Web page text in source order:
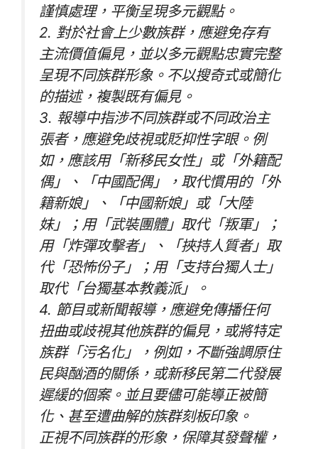
謹慎處理，平衡呈現多元觀點。
2. 對於社會上少數族群，應避免存有
主流價值偏見，並以多元觀點忠實完整
呈現不同族群形象。不以搜奇式或簡化
的描述，複製既有偏見。
3. 報導中指涉不同族群或不同政治主
張者，應避免歧視或貶抑性字眼。例
如，應該用「新移民女性」或「外籍配
偶」、「中國配偶」，取代慣用的「外
籍新娘」、「中國新娘」或「大陸
妹」；用「武裝團體」取代「叛軍」；
用「炸彈攻擊者」、「挾持人質者」取
代「恐怖份子」；用「支持台獨人士」
取代「台獨基本教義派」。
4. 節目或新聞報導，應避免傳播任何
扭曲或歧視其他族群的偏見，或將特定
族群「污名化」，例如，不斷強調原住
民與酗酒的關係，或新移民第二代發展
遲緩的個案。並且要儘可能導正被簡
化、甚至遭曲解的族群刻板印象。
正視不同族群的形象，保障其發聲權，